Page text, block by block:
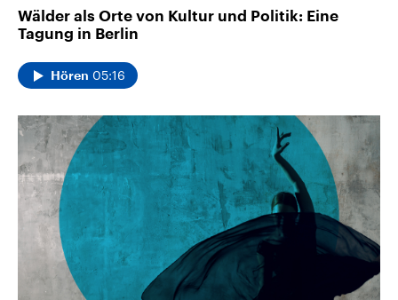
Wälder als Orte von Kultur und Politik: Eine
Tagung in Berlin
Hören 05:16